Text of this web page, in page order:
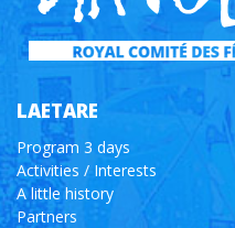
LAETARE
Program 3 days
Activities / Interests
A little history
Partners